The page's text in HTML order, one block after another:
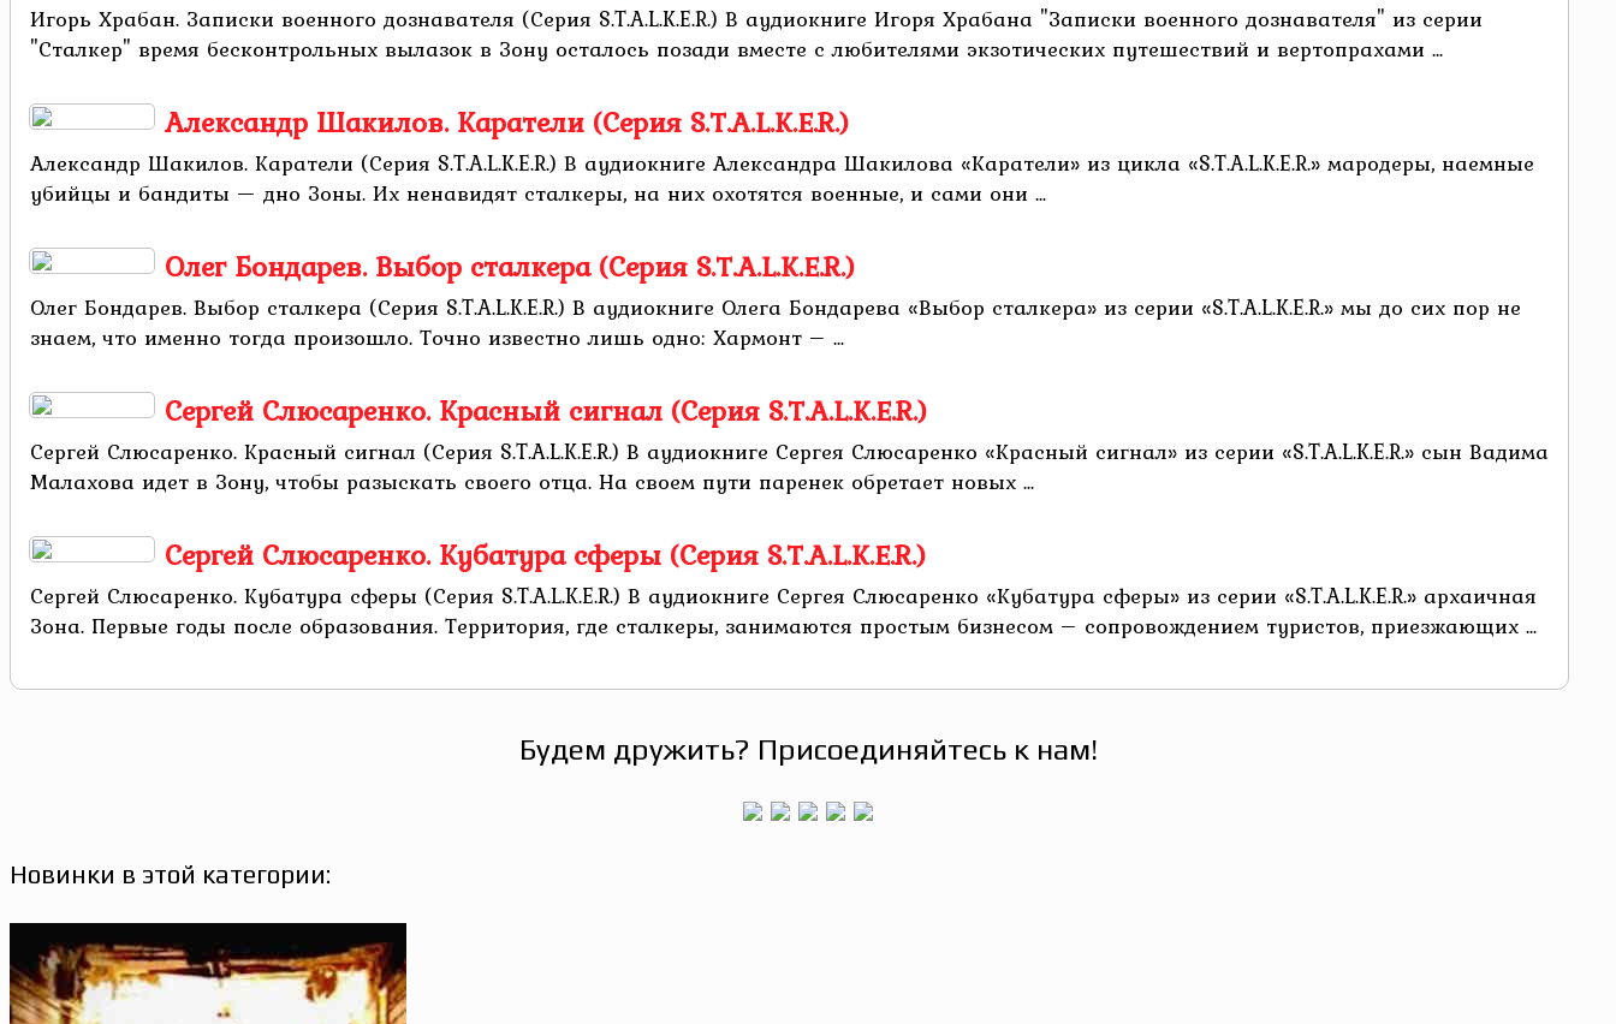
Игорь Храбан. Записки военного дознавателя (Серия S.T.A.L.K.E.R.) В аудиокниге Игоря Храбана "Записки военного дознавателя" из серии
"Сталкер" время бесконтрольных вылазок в Зону осталось позади вместе с любителями экзотических путешествий и вертопрахами ...
Александр Шакилов. Каратели (Серия S.T.A.L.K.E.R.)
Александр Шакилов. Каратели (Серия S.T.A.L.K.E.R.) В аудиокниге Александра Шакилова «Каратели» из цикла «S.T.A.L.K.E.R.» мародеры, наемные
убийцы и бандиты — дно Зоны. Их ненавидят сталкеры, на них охотятся военные, и сами они ...
Олег Бондарев. Выбор сталкера (Серия S.T.A.L.K.E.R.)
Олег Бондарев. Выбор сталкера (Серия S.T.A.L.K.E.R.) В аудиокниге Олега Бондарева «Выбор сталкера» из серии «S.T.A.L.K.E.R.» мы до сих пор не
знаем, что именно тогда произошло. Точно известно лишь одно: Хармонт – ...
Сергей Слюсаренко. Красный сигнал (Серия S.T.A.L.K.E.R.)
Сергей Слюсаренко. Красный сигнал (Серия S.T.A.L.K.E.R.) В аудиокниге Сергея Слюсаренко «Красный сигнал» из серии «S.T.A.L.K.E.R.» сын Вадима
Малахова идет в Зону, чтобы разыскать своего отца. На своем пути паренек обретает новых ...
Сергей Слюсаренко. Кубатура сферы (Серия S.T.A.L.K.E.R.)
Сергей Слюсаренко. Кубатура сферы (Серия S.T.A.L.K.E.R.) В аудиокниге Сергея Слюсаренко «Кубатура сферы» из серии «S.T.A.L.K.E.R.» архаичная
Зона. Первые годы после образования. Территория, где сталкеры, занимаются простым бизнесом – сопровождением туристов, приезжающих ...
Будем дружить? Присоединяйтесь к нам!
Новинки в этой категории: